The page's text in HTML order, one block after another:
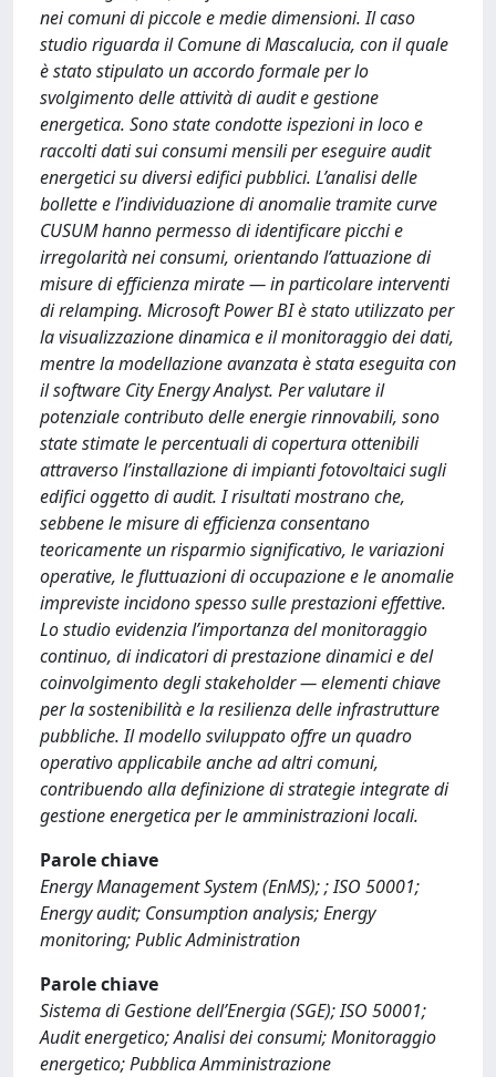
nei comuni di piccole e medie dimensioni. Il caso
studio riguarda il Comune di Mascalucia, con il quale
è stato stipulato un accordo formale per lo
svolgimento delle attività di audit e gestione
energetica. Sono state condotte ispezioni in loco e
raccolti dati sui consumi mensili per eseguire audit
energetici su diversi edifici pubblici. L’analisi delle
bollette e l’individuazione di anomalie tramite curve
CUSUM hanno permesso di identificare picchi e
irregolarità nei consumi, orientando l’attuazione di
misure di efficienza mirate — in particolare interventi
di relamping. Microsoft Power BI è stato utilizzato per
la visualizzazione dinamica e il monitoraggio dei dati,
mentre la modellazione avanzata è stata eseguita con
il software City Energy Analyst. Per valutare il
potenziale contributo delle energie rinnovabili, sono
state stimate le percentuali di copertura ottenibili
attraverso l’installazione di impianti fotovoltaici sugli
edifici oggetto di audit. I risultati mostrano che,
sebbene le misure di efficienza consentano
teoricamente un risparmio significativo, le variazioni
operative, le fluttuazioni di occupazione e le anomalie
impreviste incidono spesso sulle prestazioni effettive.
Lo studio evidenzia l’importanza del monitoraggio
continuo, di indicatori di prestazione dinamici e del
coinvolgimento degli stakeholder — elementi chiave
per la sostenibilità e la resilienza delle infrastrutture
pubbliche. Il modello sviluppato offre un quadro
operativo applicabile anche ad altri comuni,
contribuendo alla definizione di strategie integrate di
gestione energetica per le amministrazioni locali.
Parole chiave
Energy Management System (EnMS); ; ISO 50001;
Energy audit; Consumption analysis; Energy
monitoring; Public Administration
Parole chiave
Sistema di Gestione dell’Energia (SGE); ISO 50001;
Audit energetico; Analisi dei consumi; Monitoraggio
energetico; Pubblica Amministrazione